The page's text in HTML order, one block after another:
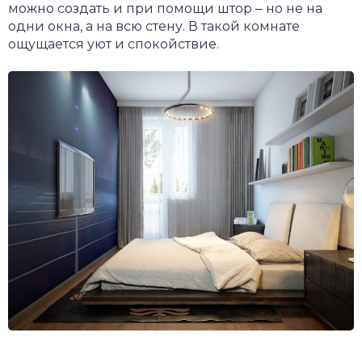
можно создать и при помощи штор ‒ но не на
одни окна, а на всю стену. В такой комнате
ощущается уют и спокойствие.